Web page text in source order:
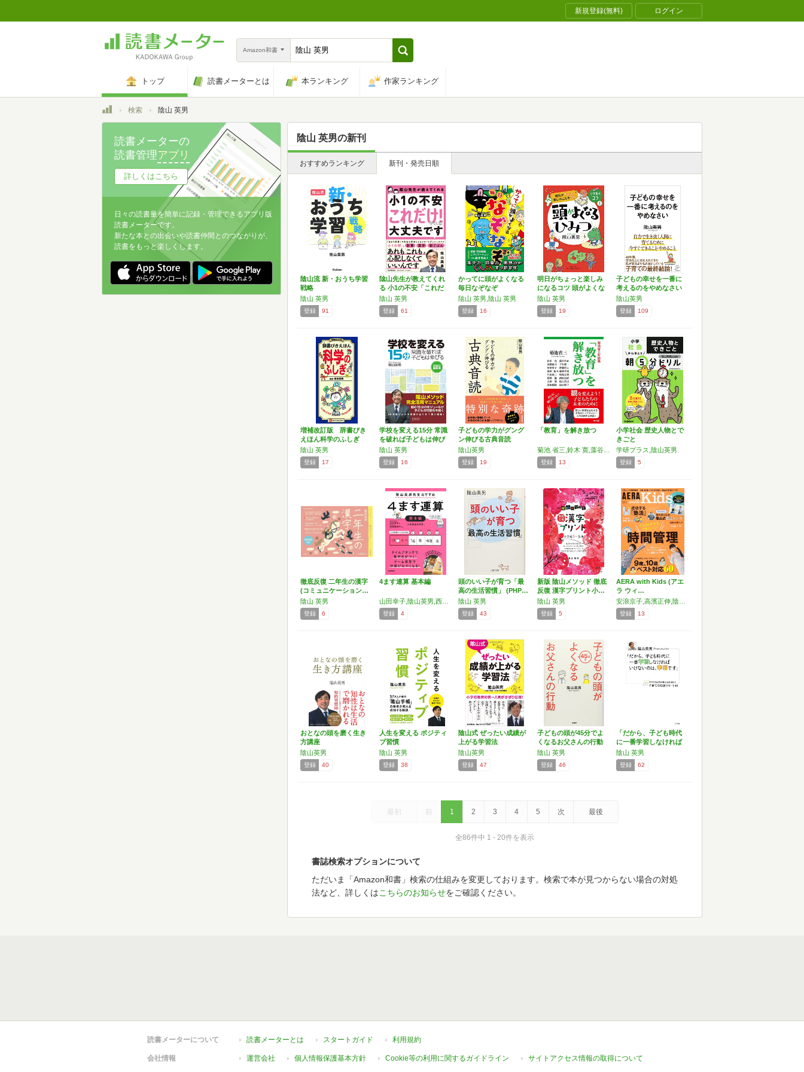
新規登録(無料) ログイン
Amazon和書
トップ 読書メーターとは 本ランキング 作家ランキング
トップ検索 陰山 英男
陰山 英男の新刊
おすすめランキング 新刊・発売日順
陰山流 新・おうち学習
戦略
陰山 英男
登録 91
隂山先生が教えてくれ
る 小1の不安「これだ
け…
陰山 英男
登録 61
かってに頭がよくなる
毎日なぞなぞ
隂山 英男,陰山 英男
登録 16
明日がちょっと楽しみ
になるコツ 頭がよくな
る…
陰山 英男
登録 19
子どもの幸せを一番に
考えるのをやめなさい
(…
陰山英男
登録 109
増補改訂版 辞書びき
えほん科学のふしぎ
陰山 英男
登録 17
学校を変える15分 常識
を破れば子どもは伸び
る
陰山 英男
登録 16
子どもの学力がグング
ン伸びる古典音読
陰山英男
登録 19
「教育」を解き放つ
登録 13
小学社会 歴史人物とで
きごと
学研プラス,陰山英男
登録 5
徹底反復 二年生の漢字
(コミュニケーション…
陰山 英男
登録 6
4ます連算 基本編
登録 4
頭のいい子が育つ「最
高の生活習慣」 (PHP…
陰山 英男
登録 43
新版 陰山メソッド 徹底
反復 漢字プリント小…
陰山 英男
登録 5
AERA with Kids (アエ
ラ ウィ…
登録 13
おとなの頭を磨く生き
方講座
陰山英男
登録 40
人生を変える ポジティ
ブ習慣
陰山 英男
登録 38
陰山式 ぜったい成績が
上がる学習法
陰山英男
登録 47
子どもの頭が45分でよ
くなるお父さんの行動
陰山 英男
登録 46
「だから、子ども時代
に一番学習しなければ
いけ…
陰山 英男
登録 62
最初 前 1 2 3 4 5 次 最後
全86件中 1 - 20件を表示
書誌検索オプションについて
ただいま「Amazon和書」検索の仕組みを変更しております。検索で本が見つからない場合の対処
法など、詳しくはこちらのお知らせをご確認ください。
読書メーターの
読書管理アプリ
詳しくはこちら
日々の読書量を簡単に記録・管理できるアプリ版
読書メーターです。
新たな本との出会いや読書仲間とのつながりが、
読書をもっと楽しくします。
読書メーターについて 読書メーターとは スタートガイド 利用規約
会社情報 運営会社 個人情報保護基本方針 Cookie等の利用に関するガイドライン サイトアクセス情報の取得について